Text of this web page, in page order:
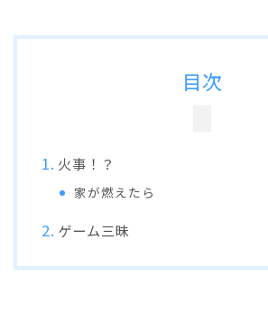
目次
火事！？
家が燃えたら
ゲーム三昧